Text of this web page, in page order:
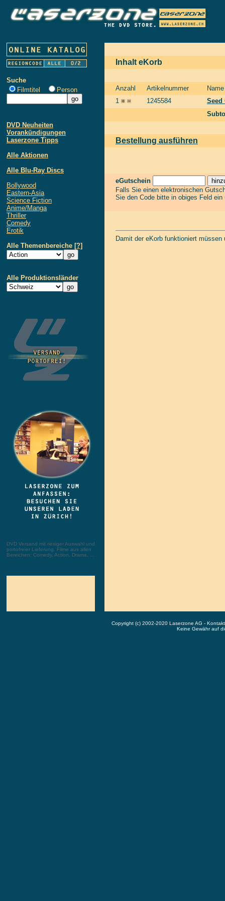
Suche
Filmtitel
Person
DVD Neuheiten
Vorankündigungen
Laserzone Tipps
Alle Aktionen
Alle Blu-Ray Discs
Bollywood
Eastern-Asia
Science Fiction
Anime/Manga
Thriller
Comedy
Erotik
Alle Themenbereiche [?]
Alle Produktionsländer
DVD Versand mit riesiger Auswahl und
portofreier Lieferung. Filme aus allen
Bereichen: Comedy, Action, Drama, ...
Inhalt eKorb
Anzahl Artikelnummer
Name
1
1245584
Seed
Bestellung ausführen
eGutschein
Falls Sie einen elektronischen
Sie den Code bitte in obiges Feld
Damit der eKorb funktioniert
Copyright (c) 2002-2020 Laserzone AG -
Keine Gewähr auf